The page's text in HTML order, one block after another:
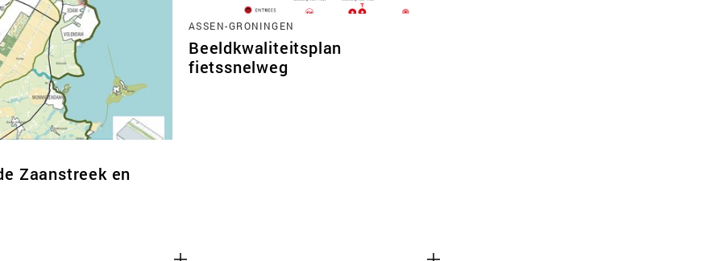
Zaanstreek en
ASSEN-GRONINGEN
Beeldkwaliteitsplan
fietssnelweg